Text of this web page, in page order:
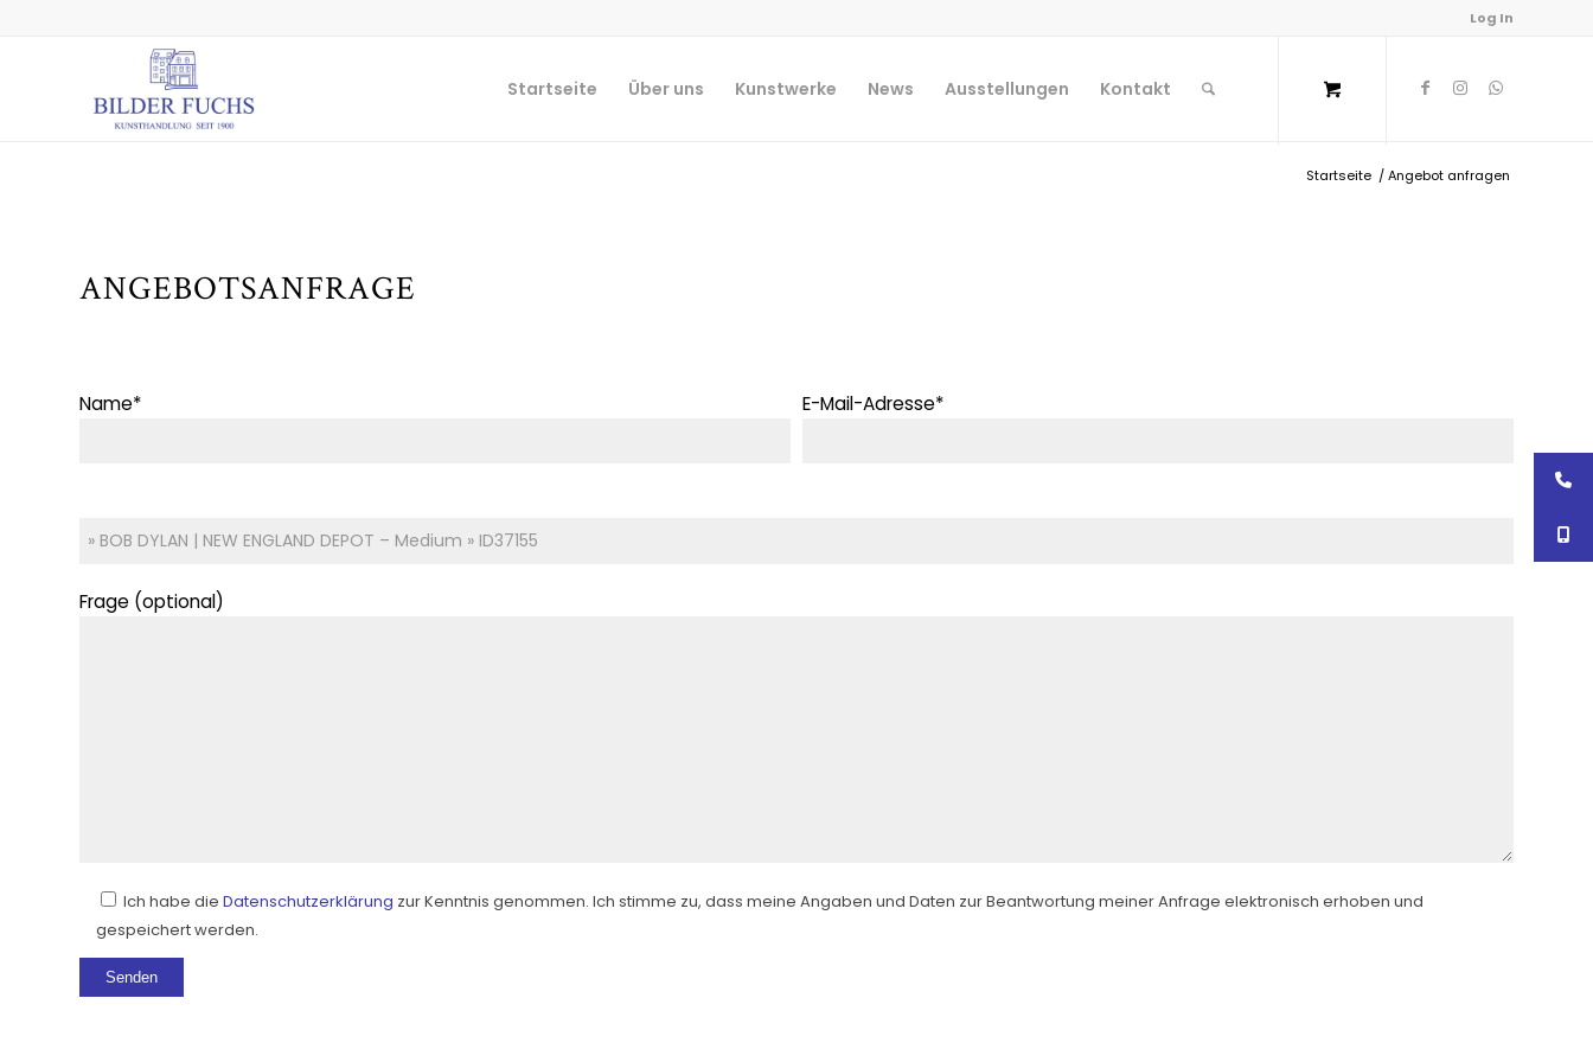
Log In
Startseite Über uns Kunstwerke News Ausstellungen Kontakt
Startseite /Angebot anfragen
ANGEBOTSANFRAGE
Name* E-Mail-Adresse*
Frage (optional)
Ich habe die Datenschutzerklärung zur Kenntnis genommen. Ich stimme zu, dass meine Angaben und Daten zur Beantwortung meiner Anfrage elektronisch erhoben und
gespeichert werden.